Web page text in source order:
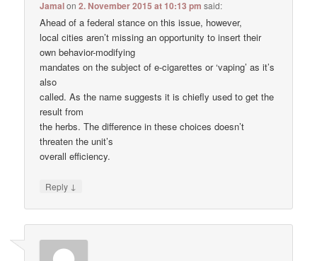
Jamalon2. November 2015 at 10:13 pm said:
Ahead of a federal stance on this issue, however,
local cities aren’t missing an opportunity to insert their
own behavior-modifying
mandates on the subject of e-cigarettes or ‘vaping’ as it’s
also
called. As the name suggests it is chiefly used to get the
result from
the herbs. The difference in these choices doesn’t
threaten the unit’s
overall efficiency.
Reply ↓